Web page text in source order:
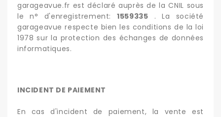
garageavue.fr est déclaré auprès de la CNIL sous
le n° d'enregistrement:1559335 . La société
garageavue respecte bien les conditions de la loi
1978 sur la protection des échanges de données
informatiques.
INCIDENT DE PAIEMENT
En cas d'incident de paiement, la vente est